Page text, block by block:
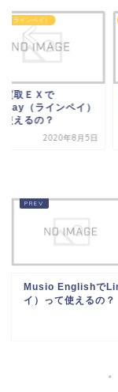
（ラインペイ）
の岡本で
（ラインペイ）
使えるの？
2021年6月25日
Musio Englishで
イ）って使えるの？